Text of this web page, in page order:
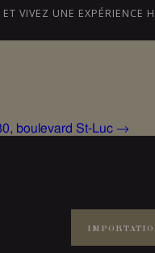
VIVEZ UNE EXPÉRIENCE
boulevard St-Luc →